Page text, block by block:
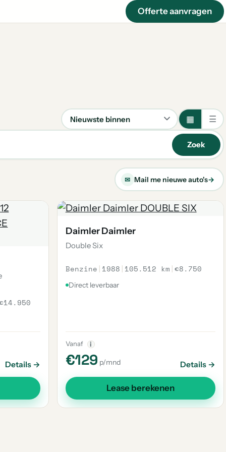
Offerte aanvragen
Sorteren
▦ ☰
Zoek
✉ Mail me nieuwe auto's→
Details →
Daimler Daimler
Double Six
Benzine | 1988 | 105.512 km |€8.750
Direct leverbaar
Vanaf i
€129 p/mnd Details →
Lease berekenen